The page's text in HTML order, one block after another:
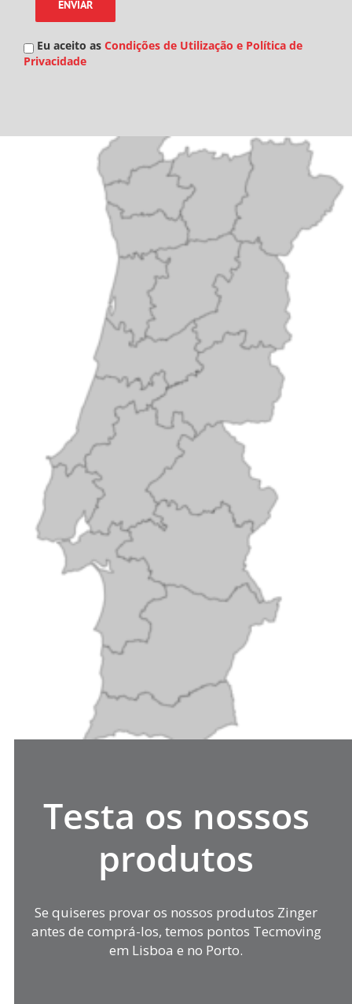
Eu aceito as Condições de Utilização e Política de
Privacidade
Testa os nossos
produtos
Se quiseres provar os nossos produtos Zinger
antes de comprá-los, temos pontos Tecmoving
em Lisboa e no Porto.